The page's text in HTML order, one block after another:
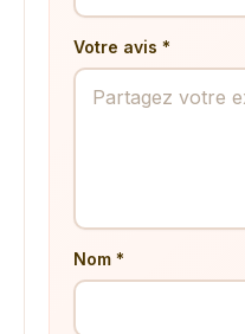
Votre avis *
Nom *